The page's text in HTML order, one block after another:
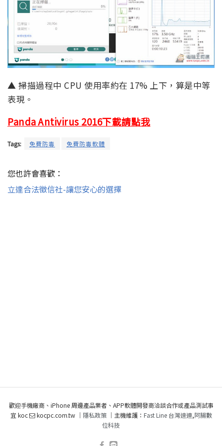
▲ 掃描過程中 CPU 使用率約在 17% 上下，算是中等
表現。
Panda Antivirus 2016下載請點我
Tags: 免費防毒 免費防毒軟體
您也許會喜歡：
立達合法徵信社-讓您安心的選擇
歡迎手機廠商、iPhone 周邊產品業者、APP軟體開發商洽談合作或產品測試事
宜 koc
kocpc.com.tw ｜ 隱私政策｜主機維護： Fast Line 台灣速連,阿腸數
位科技